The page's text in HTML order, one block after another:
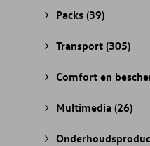
Packs (39)
Transport (305)
Comfort en
Multimedia (26)